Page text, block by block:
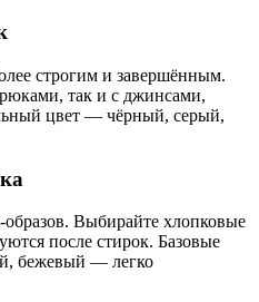
строгим и завершённым.
так и с джинсами,
цвет — чёрный, серый,
Выбирайте хлопковые
после стирок. Базовые
бежевый — легко